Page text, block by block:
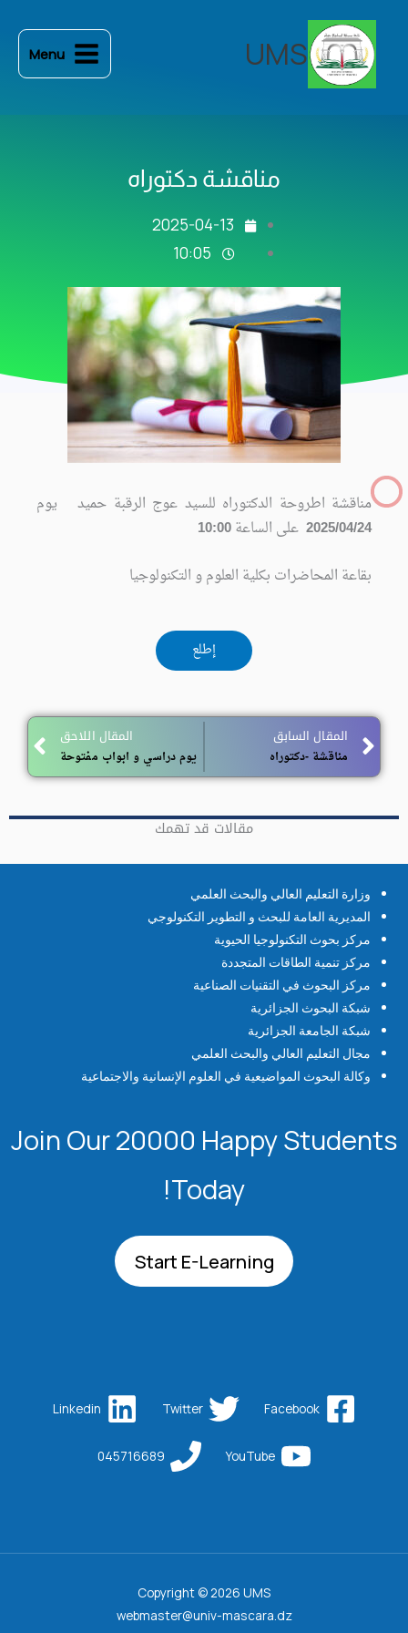
المحتوى
UMS
Menu
مناقشة دكتوراه
2025-04-13
10:05
مناقشة اطروحة الدكتوراه للسيد عوج الرقبة حميد يوم
2025/04/24 على الساعة10:00
بقاعة المحاضرات بكلية العلوم و التكنولوجيا
إطلع
المقال السابق
مناقشة -دكتوراه
المقال اللاحق
يوم دراسي و ابواب مفتوحة
Next
مقالات قد تهمك
وزارة التعليم العالي والبحث العلمي
المديرية العامة للبحث و التطوير التكنولوجي
مركز بحوث التكنولوجيا الحيوية
مركز تنمية الطاقات المتجددة
مركز البحوث في التقنيات الصناعية
شبكة البحوث الجزائرية
شبكة الجامعة الجزائرية
مجال التعليم العالي والبحث العلمي
وكالة البحوث المواضيعية في العلوم الإنسانية والاجتماعية
Join Our 20000 Happy Students​
Today!
Start E-Learning
Facebook
Twitter
Linkedin
YouTube
045716689
Copyright © 2026 UMS
webmaster@univ-mascara.dz